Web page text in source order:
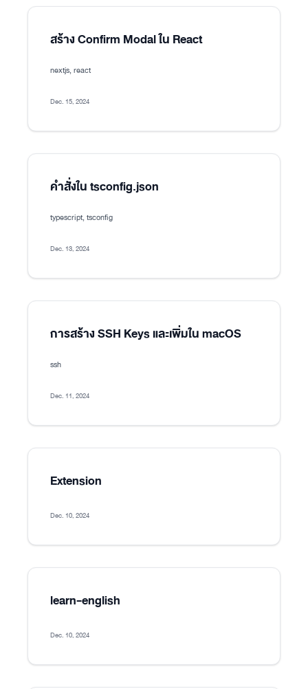
สร้าง Confirm Modal ใน React
nextjs, react
Dec. 15, 2024
คำสั่งใน tsconfig.json
typescript, tsconfig
Dec. 13, 2024
การสร้าง SSH Keys และเพิ่มใน macOS
ssh
Dec. 11, 2024
Extension
Dec. 10, 2024
learn-english
Dec. 10, 2024